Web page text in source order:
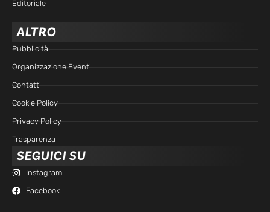
Editoriale
ALTRO
Pubblicità
Organizzazione Eventi
Contatti
Cookie Policy
Privacy Policy
Trasparenza
SEGUICI SU
Instagram
Facebook